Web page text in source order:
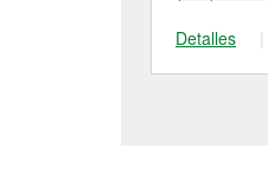
Detalles
|